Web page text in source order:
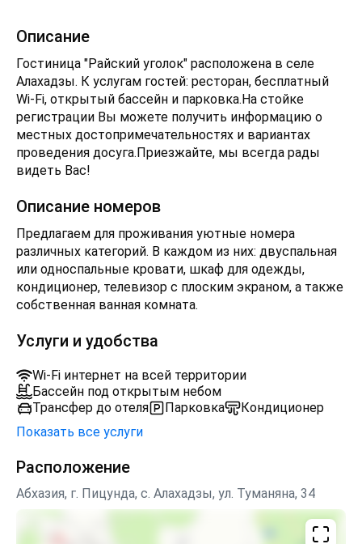
Описание
Гостиница "Райский уголок" расположена в селе
Алахадзы. К услугам гостей: ресторан, бесплатный
Wi-Fi, открытый бассейн и парковка.На стойке
регистрации Вы можете получить информацию о
местных достопримечательностях и вариантах
проведения досуга.Приезжайте, мы всегда рады
видеть Вас!
Описание номеров
Предлагаем для проживания уютные номера
различных категорий. В каждом из них: двуспальная
или односпальные кровати, шкаф для одежды,
кондиционер, телевизор с плоским экраном, а также
собственная ванная комната.
Услуги и удобства
Wi-Fi интернет на всей территории
Бассейн под открытым небом
Трансфер до отеля
Парковка
Кондиционер
Показать все услуги
Расположение
Абхазия, г. Пицунда, с. Алахадзы, ул. Туманяна, 34